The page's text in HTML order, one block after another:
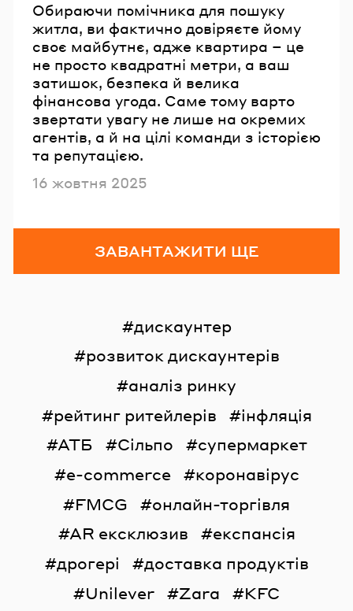
Обираючи помічника для пошуку
житла, ви фактично довіряєте йому
своє майбутнє, адже квартира – це
не просто квадратні метри, а ваш
затишок, безпека й велика
фінансова угода. Саме тому варто
звертати увагу не лише на окремих
агентів, а й на цілі команди з історією
та репутацією.
Опубліковано
16 жовтня 2025
ЗАВАНТАЖИТИ ЩЕ
дискаунтер
розвиток дискаунтерів
аналіз ринку
рейтинг ритейлерів
інфляція
АТБ
Сільпо
супермаркет
e-commerce
коронавірус
FMCG
онлайн-торгівля
AR ексклюзив
експансія
дрогері
доставка продуктів
Unilever
Zara
KFC